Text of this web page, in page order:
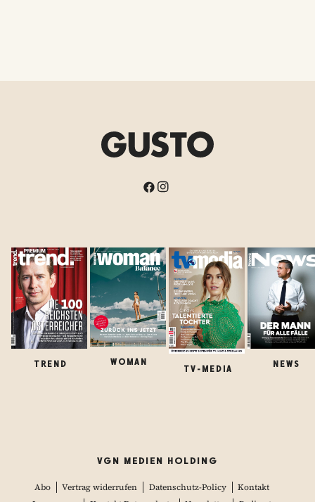
TREND WOMAN
TV-MEDIA
NEWS
VGN MEDIEN HOLDING
Abo Vertrag widerrufen Datenschutz-Policy
Kontakt